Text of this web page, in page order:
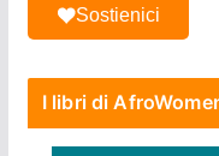
Sostienici
I libri di